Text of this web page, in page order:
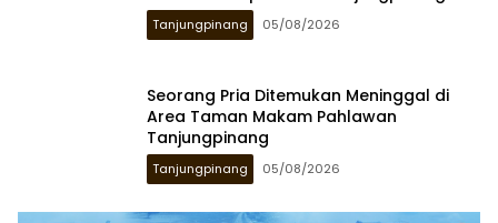
Tanjungpinang 05/08/2026
Seorang Pria Ditemukan Meninggal di
Area Taman Makam Pahlawan
Tanjungpinang
Tanjungpinang 05/08/2026